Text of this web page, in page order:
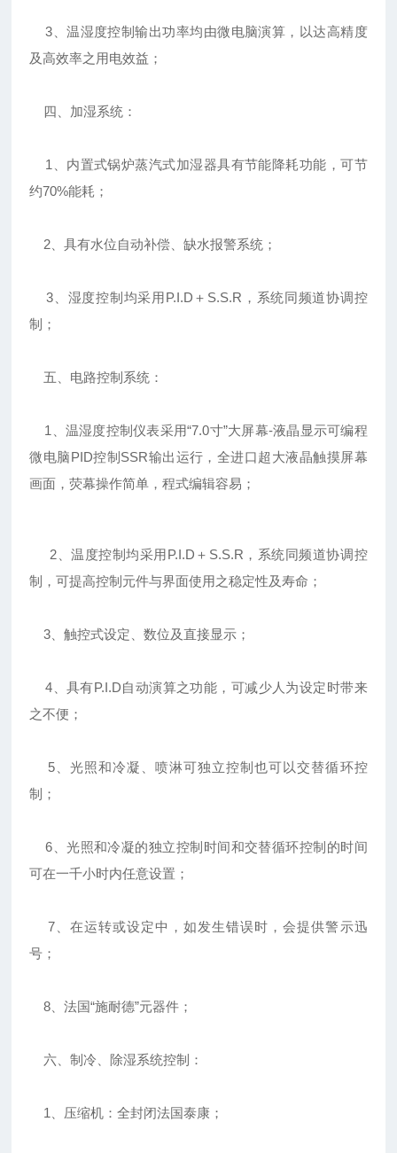
3、温湿度控制输出功率均由微电脑演算，以达高精度
及高效率之用电效益；
四、加湿系统：
1、内置式锅炉蒸汽式加湿器具有节能降耗功能，可节
约70%能耗；
2、具有水位自动补偿、缺水报警系统；
3、湿度控制均采用P.I.D＋S.S.R，系统同频道协调控
制；
五、电路控制系统：
1、温湿度控制仪表采用“7.0寸”大屏幕-液晶显示可编程
微电脑PID控制SSR输出运行，全进口超大液晶触摸屏幕
画面，荧幕操作简单，程式编辑容易；
2、温度控制均采用P.I.D＋S.S.R，系统同频道协调控
制，可提高控制元件与界面使用之稳定性及寿命；
3、触控式设定、数位及直接显示；
4、具有P.I.D自动演算之功能，可减少人为设定时带来
之不便；
5、光照和冷凝、喷淋可独立控制也可以交替循环控
制；
6、光照和冷凝的独立控制时间和交替循环控制的时间
可在一千小时内任意设置；
7、在运转或设定中，如发生错误时，会提供警示迅
号；
8、法国“施耐德”元器件；
六、制冷、除湿系统控制：
1、压缩机：全封闭法国泰康；